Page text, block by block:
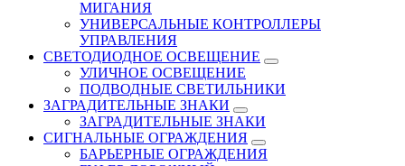
МИГАНИЯ
УНИВЕРСАЛЬНЫЕ КОНТРОЛЛЕРЫ
УПРАВЛЕНИЯ
СВЕТОДИОДНОЕ ОСВЕЩЕНИЕ
УЛИЧНОЕ ОСВЕЩЕНИЕ
ПОДВОДНЫЕ СВЕТИЛЬНИКИ
ЗАГРАДИТЕЛЬНЫЕ ЗНАКИ
ЗАГРАДИТЕЛЬНЫЕ ЗНАКИ
СИГНАЛЬНЫЕ ОГРАЖДЕНИЯ
БАРЬЕРНЫЕ ОГРАЖДЕНИЯ